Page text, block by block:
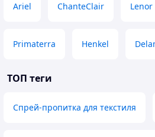
Ariel ChanteClair Lenor
Primaterra Henkel
ТОП теги
Спрей-пропитка для текстиля